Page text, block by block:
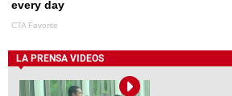
LA PRENSA VIDEOS